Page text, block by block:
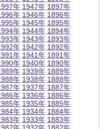
年
年
年
年
年
年
年
年
年
年
年
年
年
年
年
1947年
1946年
1945年
1944年
1943年
1942年
1941年
1940年
1939年
1938年
1937年
1936年
1935年
1934年
1933年
1897年
1896年
1895年
1894年
1893年
1892年
1891年
1890年
1889年
1888年
1887年
1886年
1885年
1884年
1883年